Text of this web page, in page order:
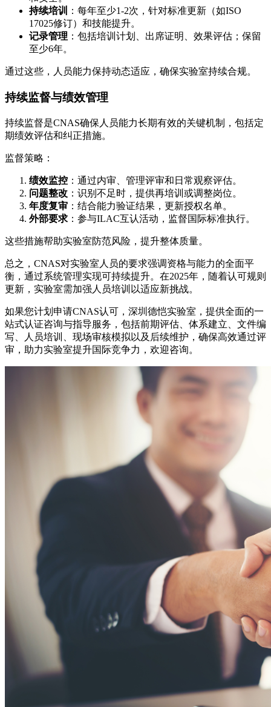
持续培训
：每年至少1-2次，针对标准更新（如ISO
17025修订）和技能提升。
记录管理 ：包括培训计划、出席证明、效果评估；保留
至少6年。
通过这些，人员能力保持动态适应，确保实验室持续合规。
持续监督与绩效管理
持续监督是CNAS确保人员能力长期有效的关键机制，包括定
期绩效评估和纠正措施。
监督策略：
绩效监控 ：通过内审、管理评审和日常观察评估。
问题整改 ：识别不足时，提供再培训或调整岗位。
年度复审 ：结合能力验证结果，更新授权名单。
外部要求 ：参与ILAC互认活动，监督国际标准执行。
这些措施帮助实验室防范风险，提升整体质量。
总之，CNAS对实验室人员的要求强调资格与能力的全面平
衡，通过系统管理实现可持续提升。在2025年，随着认可规则
更新，实验室需加强人员培训以适应新挑战。
如果您计划申请CNAS认可，深圳德恺实验室，提供全面的一
站式认证咨询与指导服务，包括前期评估、体系建立、文件编
写、人员培训、现场审核模拟以及后续维护，确保高效通过评
审，助力实验室提升国际竞争力，欢迎咨询。